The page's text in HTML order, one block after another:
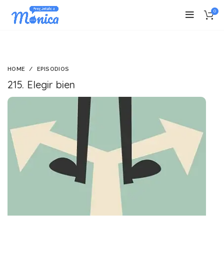
0
HOME EPISODIOS
215. Elegir bien